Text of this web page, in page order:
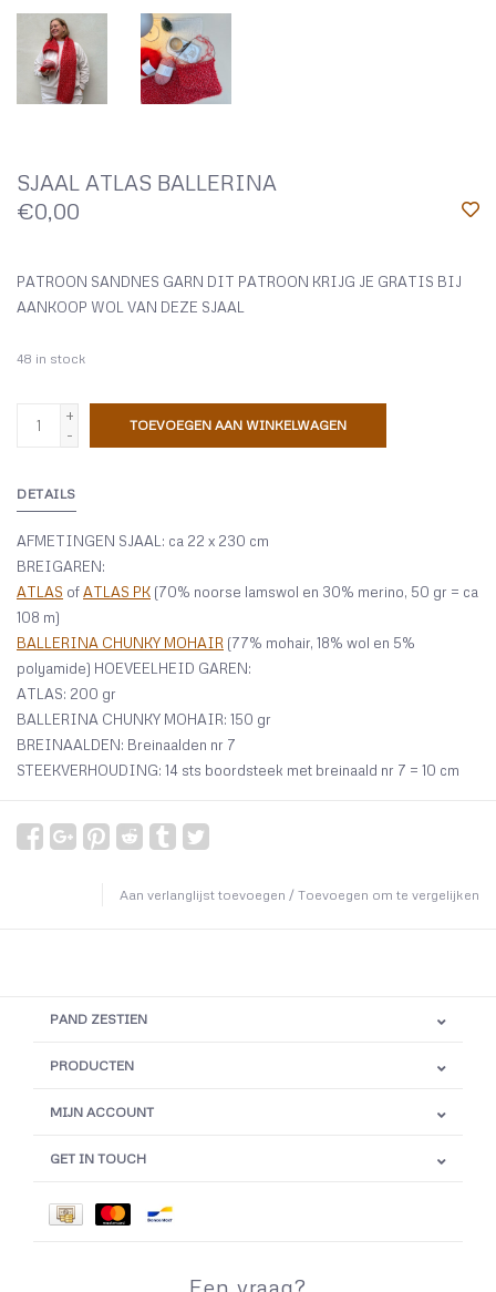
SJAAL ATLAS BALLERINA
€0,00
PATROON SANDNES GARN DIT PATROON KRIJG JE GRATIS BIJ
AANKOOP WOL VAN DEZE SJAAL
48 in stock
+
-
TOEVOEGEN AAN WINKELWAGEN
DETAILS
AFMETINGEN SJAAL: ca 22 x 230 cm
BREIGAREN:
ATLAS ofATLAS PK (70% noorse lamswol en 30% merino, 50 gr = ca
108 m)
BALLERINA CHUNKY MOHAIR (77% mohair, 18% wol en 5%
polyamide) HOEVEELHEID GAREN:
ATLAS: 200 gr
BALLERINA CHUNKY MOHAIR: 150 gr
BREINAALDEN: Breinaalden nr 7
STEEKVERHOUDING: 14 sts boordsteek met breinaald nr 7 = 10 cm
Aan verlanglijst toevoegen / Toevoegen om te vergelijken
PAND ZESTIEN
PRODUCTEN
MIJN ACCOUNT
GET IN TOUCH